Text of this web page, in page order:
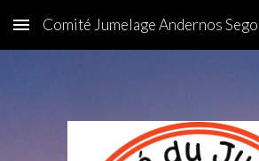
Skip to main content
Comité Jumelage Andernos